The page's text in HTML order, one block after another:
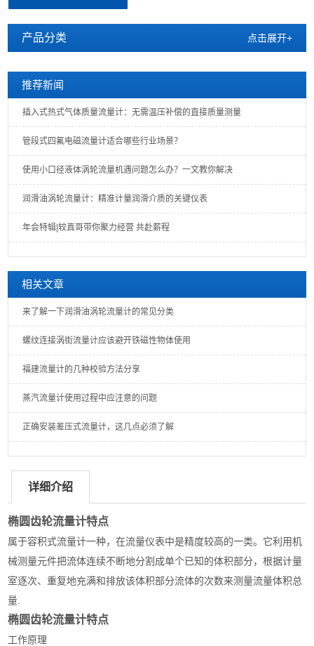
产品分类 点击展开+
推荐新闻
插入式热式气体质量流量计：无需温压补偿的直接质量测量
管段式四氟电磁流量计适合哪些行业场景？
使用小口径液体涡轮流量机遇问题怎么办？一文教你解决
润滑油涡轮流量计：精准计量润滑介质的关键仪表
年会特辑|较真哥带你聚力经营 共赴薪程
相关文章
来了解一下润滑油涡轮流量计的常见分类
螺纹连接涡街流量计应该避开铁磁性物体使用
福建流量计的几种校验方法分享
蒸汽流量计使用过程中应注意的问题
正确安装差压式流量计，这几点必须了解
详细介绍
椭圆齿轮流量计特点
属于容积式流量计一种，在流量仪表中是精度较高的一类。它利用机
械测量元件把流体连续不断地分割成单个已知的体积部分，根据计量
室逐次、重复地充满和排放该体积部分流体的次数来测量流量体积总
量.
椭圆齿轮流量计特点
工作原理